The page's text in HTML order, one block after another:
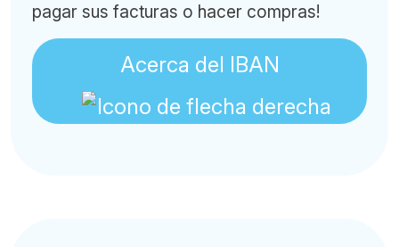
pagar sus facturas o hacer compras!
Acerca del IBAN